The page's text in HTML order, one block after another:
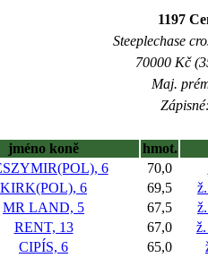
1197
Steeplechase
70000 Kč
Maj.
jméno koně hmot.
6 70,0
KIRK(POL), 6 69,5
MR LAND, 5 67,5
RENT, 13 67,0
CIPÍS, 6 65,0